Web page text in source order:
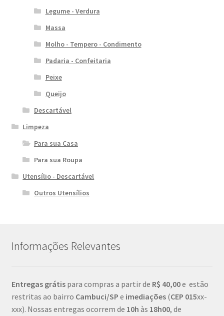
Legume - Verdura
Massa
Molho - Tempero - Condimento
Padaria - Confeitaria
Peixe
Queijo
Descartável
Limpeza
Para sua Casa
Para sua Roupa
Utensílio - Descartável
Outros Utensílios
Informações Relevantes
Entregas grátis para compras a partir de R$ 40,00e estão
restritas ao bairro Cambuci/SP e imediações(CEP 015xx-
xxx). Nossas entregas ocorrem de 10h às 18h00, de